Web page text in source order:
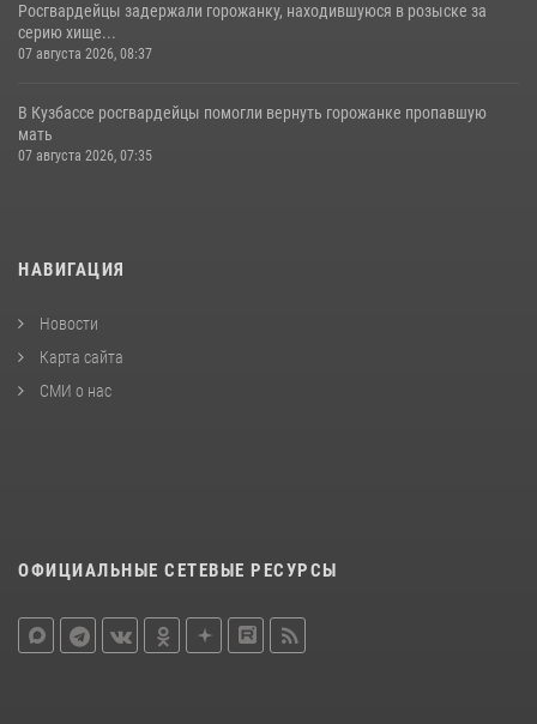
Росгвардейцы задержали горожанку, находившуюся в розыске за
серию хище...
07 августа 2026, 08:37
В Кузбассе росгвардейцы помогли вернуть горожанке пропавшую
мать
07 августа 2026, 07:35
НАВИГАЦИЯ
Новости
Карта сайта
СМИ о нас
ОФИЦИАЛЬНЫЕ СЕТЕВЫЕ РЕСУРСЫ